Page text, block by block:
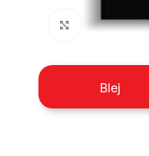
Click to enlarge
Blej